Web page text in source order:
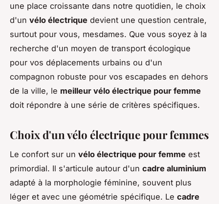
une place croissante dans notre quotidien, le choix
d'un vélo électrique devient une question centrale,
surtout pour vous, mesdames. Que vous soyez à la
recherche d'un moyen de transport écologique
pour vos déplacements urbains ou d'un
compagnon robuste pour vos escapades en dehors
de la ville, le meilleur vélo électrique pour femme
doit répondre à une série de critères spécifiques.
Choix d'un vélo électrique pour femmes
Le confort sur un vélo électrique pour femme est
primordial. Il s'articule autour d'un cadre aluminium
adapté à la morphologie féminine, souvent plus
léger et avec une géométrie spécifique. Le cadre